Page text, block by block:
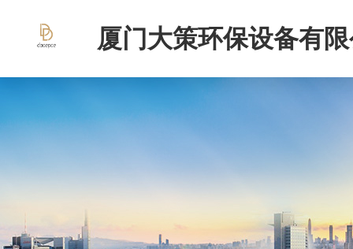
厦门大策环保设备有